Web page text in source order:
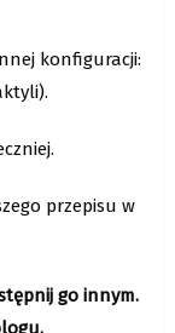
konfiguracji:
przepisu w
go innym.